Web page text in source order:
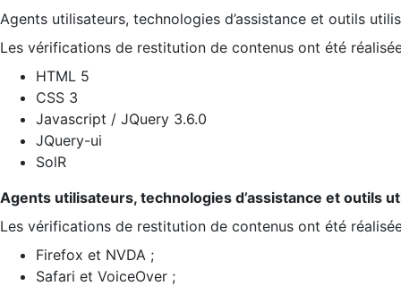
Agents utilisateurs, technologies d’assistance et outils
Les vérifications de restitution de contenus ont été
HTML 5
CSS 3
Javascript / JQuery 3.6.0
JQuery-ui
SolR
Agents utilisateurs, technologies d’assistance et outils
Les vérifications de restitution de contenus ont été
Firefox et NVDA ;
Safari et VoiceOver ;